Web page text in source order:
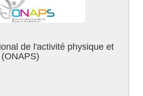
de l'activité physique et